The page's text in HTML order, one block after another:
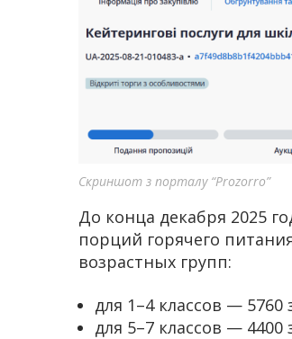
Скриншот з порталу “Prozorro”
До конца декабря 2025
порций горячего
возрастных групп:
для 1–4 классов — 5760
для 5–7 классов — 4400